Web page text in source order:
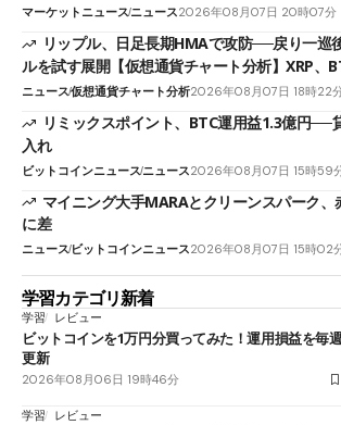
マーケットニュースニュース2026年08月07日 20時07分
リップル、日足長期HMAで攻防──戻り一巡
ルを試す展開【仮想通貨チャート分析】XRP、
ニュース仮想通貨チャート分析2026年08月07日 18時22
リミックスポイント、BTC運用益1.3億円──
入れ
ビットコインニュースニュース2026年08月07日 15時59
マイニング大手MARAとクリーンスパーク
に差
ニュースビットコインニュース2026年08月07日 15時02
学習カテゴリ新着
学習 レビュー
ビットコインを1万円分買ってみた！運用損益を毎
更新
2026年08月06日 19時46分
学習 レビュー